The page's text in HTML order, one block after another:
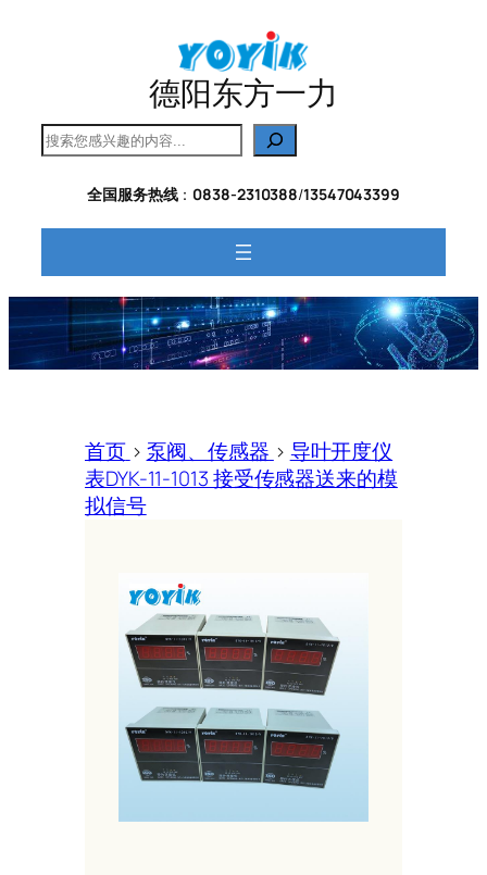
德阳东方一力
搜
索
全国服务热线： 0838-2310388/13547043399
首页 > 泵阀、传感器 > 导叶开度仪
表DYK-11-1013 接受传感器送来的模
拟信号